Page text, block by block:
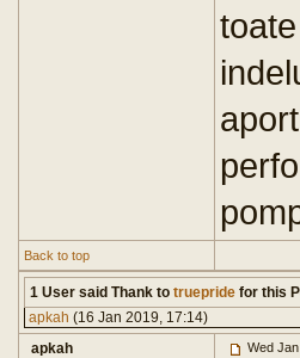
Back to top
1 User said Thank to truepride for this
apkah (16 Jan 2019, 17:14)
apkah
Wed